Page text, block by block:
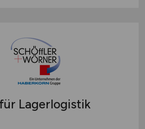
Lagerlogistik